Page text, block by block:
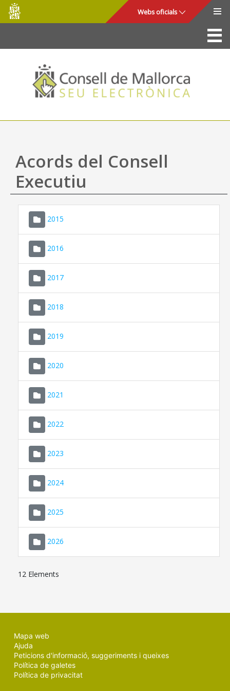
Salta al contingut principal
Consell
de
Mallorca
Webs oficials
La Seu
Consell de Mallorca
Accés i seguretat
Utilitats
Ajuda
Acords del Consell
Executiu
2015
2016
2017
2018
2019
2020
2021
2022
2023
2024
2025
2026
12 Elements
Mapa web
Ajuda
Peticions d'informació, suggeriments i queixes
Política de galetes
Política de privacitat